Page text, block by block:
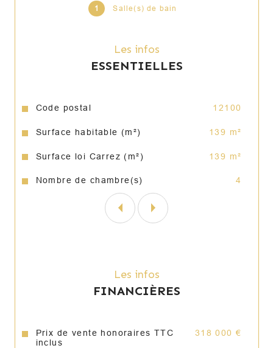
1 Salle(s) de bain
Les infos
ESSENTIELLES
Caractéristiques Valeurs
Code postal 12100
Surface habitable (m²) 139 m²
Surface loi Carrez (m²) 139 m²
Nombre de chambre(s) 4
ville, taxe foncière 1170€.
Nul doute que cette belle villa saura égayer
Les infos
FINANCIÈRES
Prix de vente honoraires TTC
inclus
318 000 €